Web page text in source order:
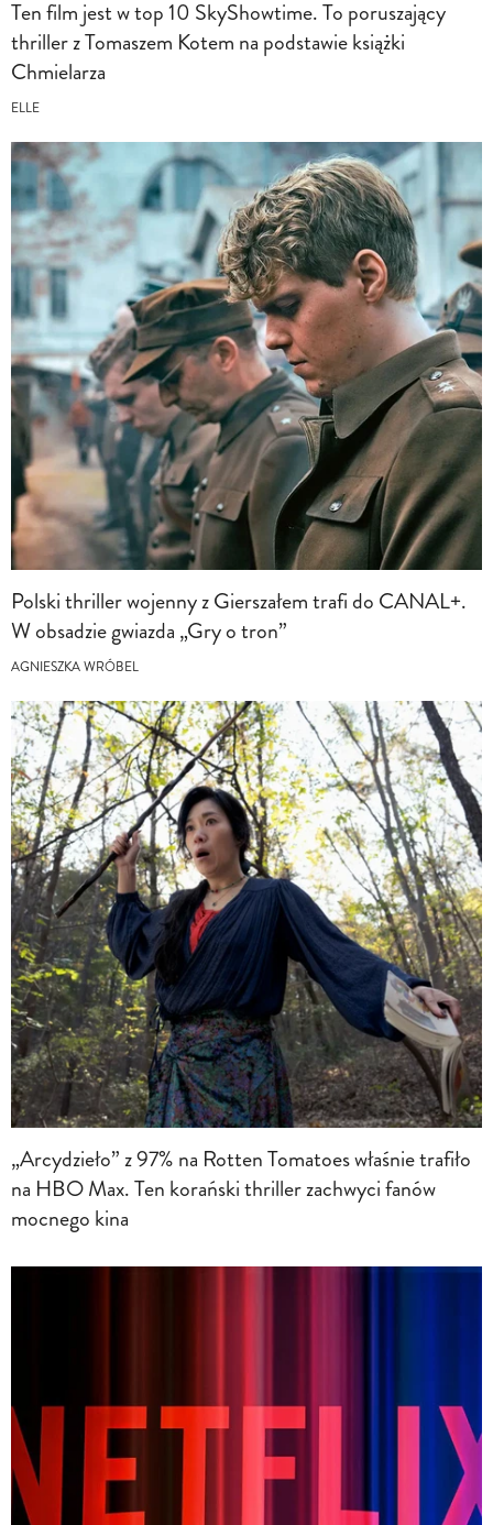
Ten film jest w top 10 SkyShowtime. To poruszający
thriller z Tomaszem Kotem na podstawie książki
Chmielarza
ELLE
Polski thriller wojenny z Gierszałem trafi do CANAL+.
W obsadzie gwiazda „Gry o tron”
AGNIESZKA WRÓBEL
„Arcydzieło” z 97% na Rotten Tomatoes właśnie trafiło
na HBO Max. Ten korański thriller zachwyci fanów
mocnego kina